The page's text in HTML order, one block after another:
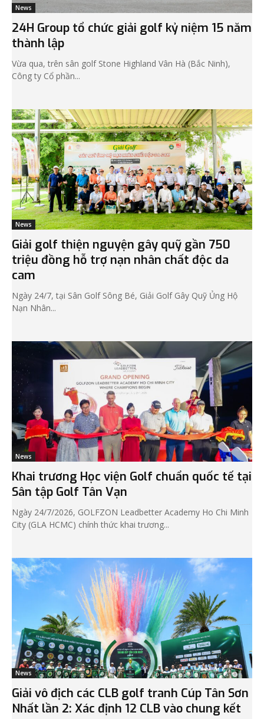
News
24H Group tổ chức giải golf kỷ niệm 15 năm
thành lập
Vừa qua, trên sân golf Stone Highland Vân Hà (Bắc Ninh),
Công ty Cổ phần...
News
Giải golf thiện nguyện gây quỹ gần 750
triệu đồng hỗ trợ nạn nhân chất độc da
cam
Ngày 24/7, tại Sân Golf Sông Bé, Giải Golf Gây Quỹ Ủng Hộ
Nạn Nhân...
News
Khai trương Học viện Golf chuẩn quốc tế tại
Sân tập Golf Tân Vạn
Ngày 24/7/2026, GOLFZON Leadbetter Academy Ho Chi Minh
City (GLA HCMC) chính thức khai trương...
News
Giải vô địch các CLB golf tranh Cúp Tân Sơn
Nhất lần 2: Xác định 12 CLB vào chung kết